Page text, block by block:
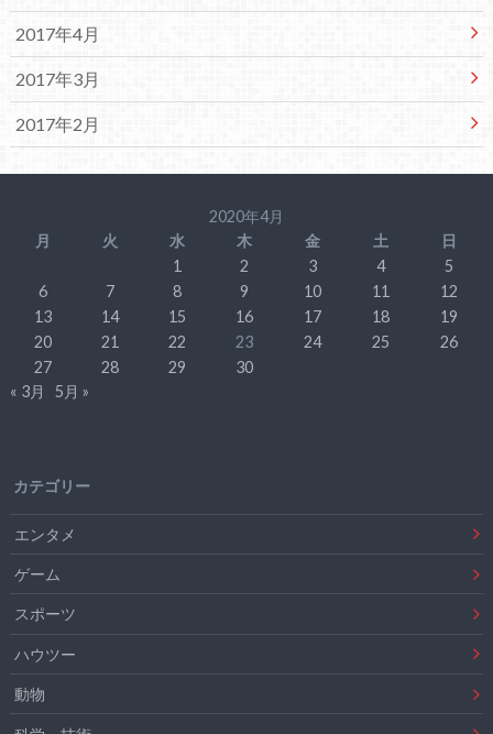
2017年4月
2017年3月
2017年2月
2020年4月
月
火 水 木 金 土
日
1
2 3 4
5
6
7 8 9 10 11
12
13
14 15 16 17 18
19
20
21 22 23 24 25
26
27
28 29
30
« 3月
5月 »
カテゴリー
エンタメ
ゲーム
スポーツ
ハウツー
動物